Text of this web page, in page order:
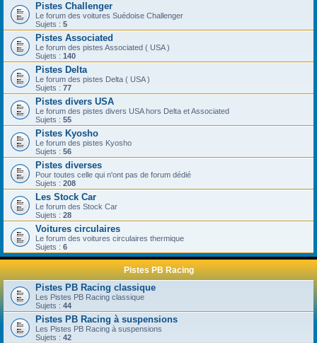
Pistes Challenger
Le forum des voitures Suédoise Challenger
Sujets : 5
Pistes Associated
Le forum des pistes Associated ( USA )
Sujets : 140
Pistes Delta
Le forum des pistes Delta ( USA )
Sujets : 77
Pistes divers USA
Le forum des pistes divers USA hors Delta et Associated
Sujets : 55
Pistes Kyosho
Le forum des pistes Kyosho
Sujets : 56
Pistes diverses
Pour toutes celle qui n'ont pas de forum dédié
Sujets : 208
Les Stock Car
Le forum des Stock Car
Sujets : 28
Voitures circulaires
Le forum des voitures circulaires thermique
Sujets : 6
Pistes PB Racing
Pistes PB Racing classique
Les Pistes PB Racing classique
Sujets : 44
Pistes PB Racing à suspensions
Les Pistes PB Racing à suspensions
Sujets : 42